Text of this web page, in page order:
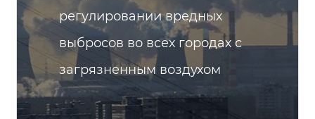
регулировании вредных
выбросов во всех городах с
загрязненным воздухом